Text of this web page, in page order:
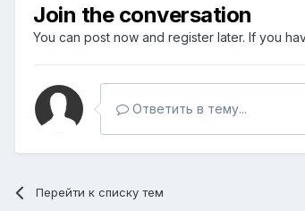
Join the conversation
You can post now and register later. If you
Ответить в тему...
Перейти к списку тем